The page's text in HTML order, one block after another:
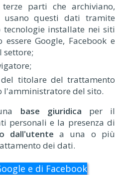
parti che archiviano,
usano questi dati tramite
installate nei siti
essere Google, Facebook e
settore;
titolare del trattamento
l'amministratore del sito.
base giuridica per il
personali e la presenza di
dall'utente a una o più
dei dati.
e di Facebook